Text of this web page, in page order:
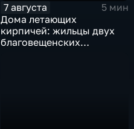
7 августа
5 мин
Дома летающих
кирпичей: жильцы двух
благовещенских